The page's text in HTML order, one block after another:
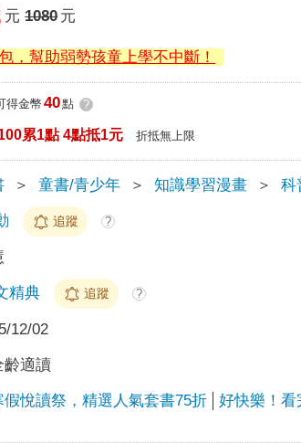
元 1080元
，幫助弱勢孩童上學不中斷！
得金幣 40點 ?
累1點 4點抵1元 折抵無上限
＞ 童書/青少年 ＞ 知識學習漫畫 ＞ 科
追蹤 ?
精典 追蹤 ?
12/02
齡適讀
假悅讀祭，精選人氣套書75折 好快樂！